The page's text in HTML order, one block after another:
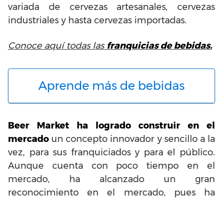
variada de cervezas artesanales, cervezas
industriales y hasta cervezas importadas.
Conoce aquí todas las franquicias de bebidas.
Aprende más de bebidas
Beer Market ha logrado construir en el
mercado un concepto innovador y sencillo a la
vez, para sus franquiciados y para el público.
Aunque cuenta con poco tiempo en el
mercado, ha alcanzado un gran
reconocimiento en el mercado, pues ha